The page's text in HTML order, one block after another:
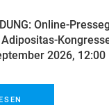
Online-
2026, 12:00